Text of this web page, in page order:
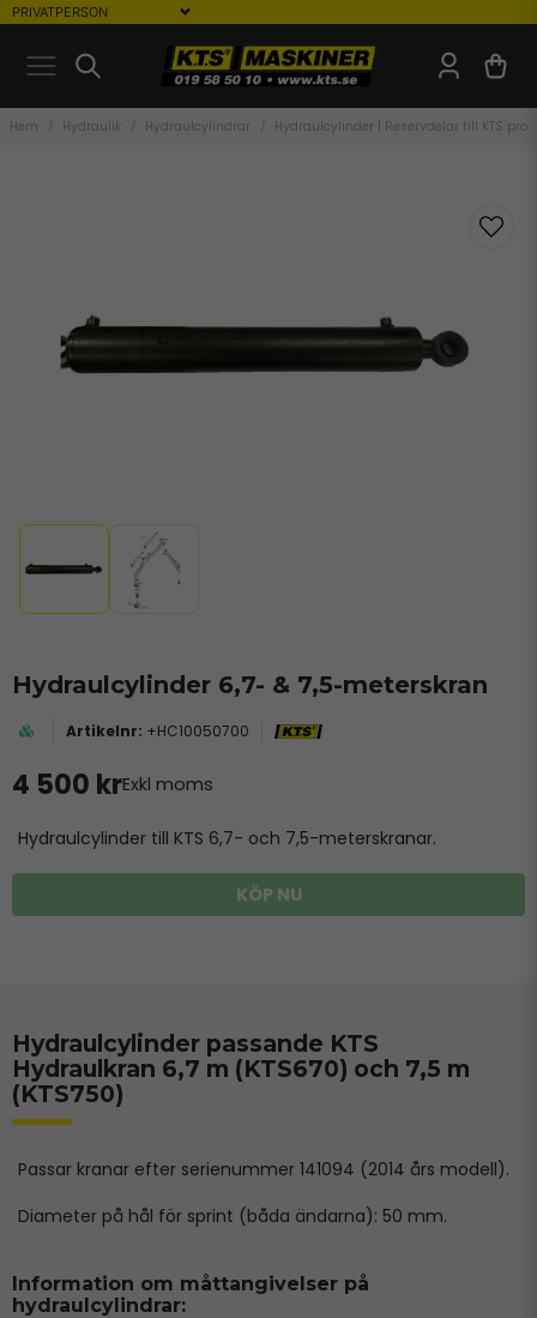
Hem Hydraulik Hydraulcylindrar Hydraulcylinder | Reservdelar till KTS
Hydraulcylinder 6,7- & 7,5-meterskran
+HC10050700
4 500 krExkl moms
Hydraulcylinder till KTS 6,7- och 7,5-meterskranar.
KÖP NU
Hydraulcylinder passande KTS
Hydraulkran 6,7 m (KTS670) och 7,5 m
(KTS750)
Passar kranar efter serienummer 141094 (2014 års modell).
Diameter på hål för sprint (båda ändarna): 50 mm.
Information om måttangivelser på
hydraulcylindrar: